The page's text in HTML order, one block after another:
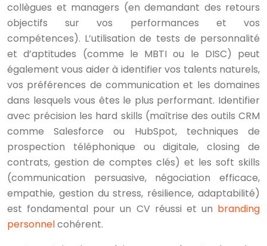
collègues et managers (en demandant des retours
objectifs sur vos performances et vos
compétences). L’utilisation de tests de personnalité
et d’aptitudes (comme le MBTI ou le DISC) peut
également vous aider à identifier vos talents naturels,
vos préférences de communication et les domaines
dans lesquels vous êtes le plus performant. Identifier
avec précision les hard skills (maîtrise des outils CRM
comme Salesforce ou HubSpot, techniques de
prospection téléphonique ou digitale, closing de
contrats, gestion de comptes clés) et les soft skills
(communication persuasive, négociation efficace,
empathie, gestion du stress, résilience, adaptabilité)
est fondamental pour un CV réussi et un branding
personnelcohérent.